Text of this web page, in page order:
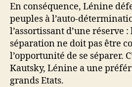
En conséquence, Lénine
peuples à l’auto-
l’assortissant d’une réserve
séparation ne doit pas être
l’opportunité de se séparer.
Kautsky, Lénine a une
grands Etats.